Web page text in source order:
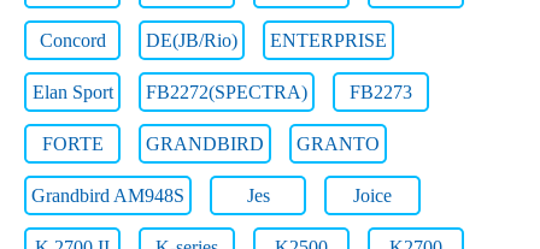
Concord DE(JB/Rio) ENTERPRISE
Elan Sport FB2272(SPECTRA) FB2273
FORTE GRANDBIRD GRANTO
Grandbird AM948S Jes Joice